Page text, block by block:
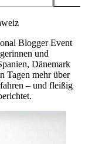
Blogger Event
und
Dänemark
Tagen mehr über
– und fleißig